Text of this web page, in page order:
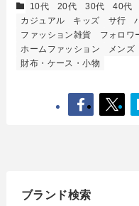
10代
20代 30代 40代
カジュアル
キッズ サ行
ファッション雑貨
フォロワ
ホームファッション
メンズ
財布・ケース・小物
ブランド検索